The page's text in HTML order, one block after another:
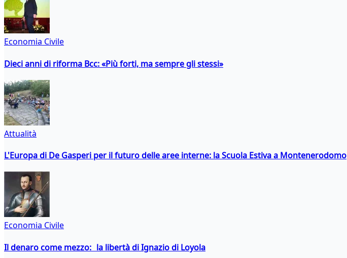
Economia Civile
Dieci anni di riforma Bcc: «Più forti, ma sempre gli stessi»
Attualità
L'Europa di De Gasperi per il futuro delle aree interne: la Scuola Estiva a Montenerodomo
Economia Civile
Il denaro come mezzo: la libertà di Ignazio di Loyola